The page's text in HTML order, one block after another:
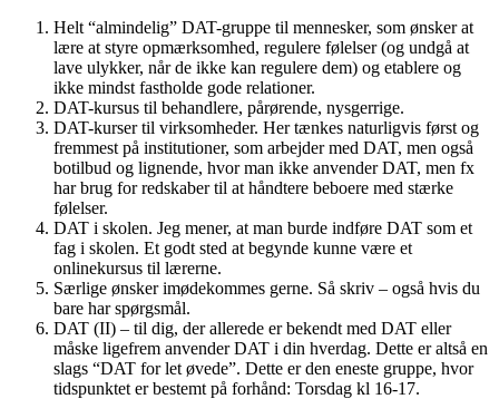
Helt “almindelig” DAT-gruppe til mennesker, som ønsker at
lære at styre opmærksomhed, regulere følelser (og undgå at
lave ulykker, når de ikke kan regulere dem) og etablere og
ikke mindst fastholde gode relationer.
DAT-kursus til behandlere, pårørende, nysgerrige.
DAT-kurser til virksomheder. Her tænkes naturligvis først og
fremmest på institutioner, som arbejder med DAT, men også
botilbud og lignende, hvor man ikke anvender DAT, men fx
har brug for redskaber til at håndtere beboere med stærke
følelser.
DAT i skolen. Jeg mener, at man burde indføre DAT som et
fag i skolen. Et godt sted at begynde kunne være et
onlinekursus til lærerne.
Særlige ønsker imødekommes gerne. Så skriv – også hvis du
bare har spørgsmål.
DAT (II) – til dig, der allerede er bekendt med DAT eller
måske ligefrem anvender DAT i din hverdag. Dette er altså en
slags “DAT for let øvede”. Dette er den eneste gruppe, hvor
tidspunktet er bestemt på forhånd: Torsdag kl 16-17.